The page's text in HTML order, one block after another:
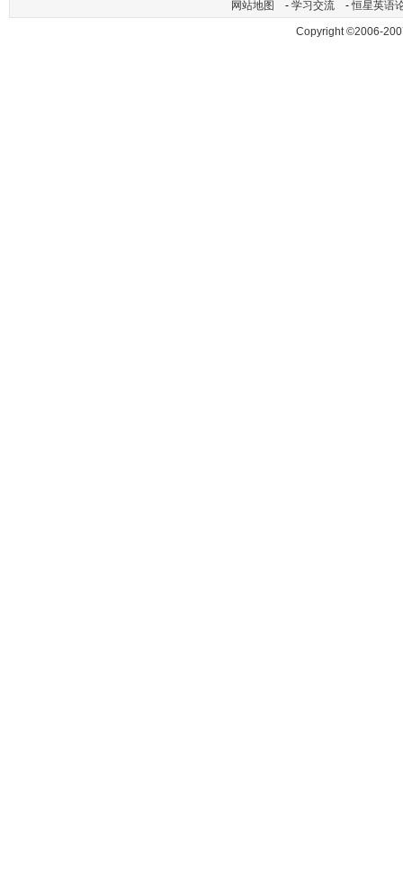
网站地图 - 学习交流 -恒星英语
Copyright ©2006-